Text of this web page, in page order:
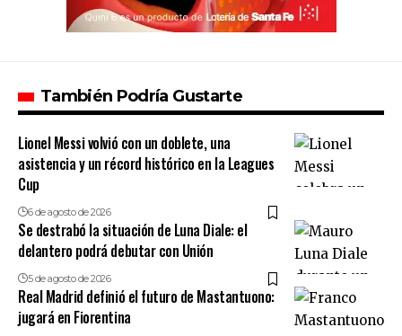
También Podría Gustarte
Lionel Messi volvió con un doblete, una
asistencia y un récord histórico en la Leagues
Cup
6 de agosto de 2026
Se destrabó la situación de Luna Diale: el
delantero podrá debutar con Unión
5 de agosto de 2026
Real Madrid definió el futuro de Mastantuono:
jugará en Fiorentina